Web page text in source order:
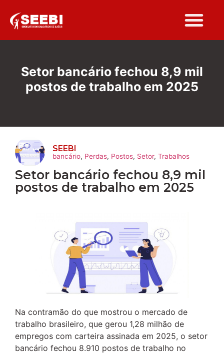
Setor bancário fechou 8,9 mil
postos de trabalho em 2025
SEEBI
bancário, Perdas, Postos, Setor, Trabalhos
Setor bancário fechou 8,9 mil
postos de trabalho em 2025
Na contramão do que mostrou o mercado de
trabalho brasileiro, que gerou 1,28 milhão de
empregos com carteira assinada em 2025, o setor
bancário fechou 8.910 postos de trabalho no